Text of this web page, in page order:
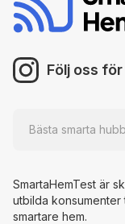
Följ oss
SmartaHemTest är
utbilda konsumenter
smartare hem.